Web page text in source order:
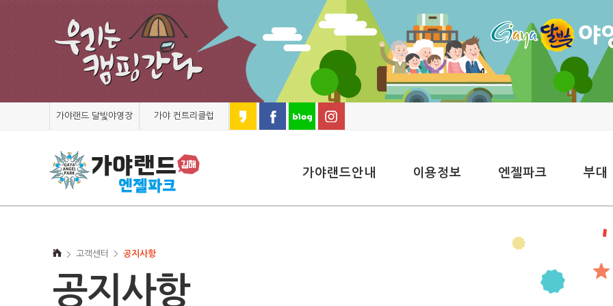
가야랜드 달빛야영장 가야 컨트리클럽
가야랜드안내 이용정보 엔젤파크 부대
고객센터 공지사항
공지사항